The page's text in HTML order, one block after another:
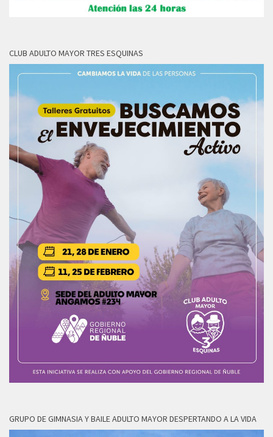
CLUB ADULTO MAYOR TRES ESQUINAS
GRUPO DE GIMNASIA Y BAILE ADULTO MAYOR DESPERTANDO A LA VIDA